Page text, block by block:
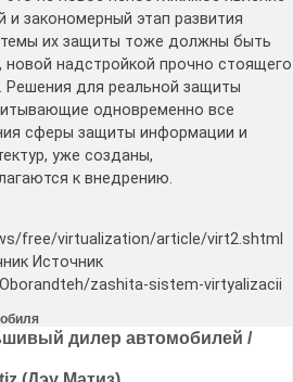
закономерный этап развития
их защиты тоже должны быть
новой надстройкой прочно стоящего
Решения для реальной защиты
одновременно все
сферы защиты информации и
уже созданы,
к внедрению.
free/virtualization/article/virt2.shtml
Источник
zashita-sistem-virtyalizacii
дилер автомобилей /